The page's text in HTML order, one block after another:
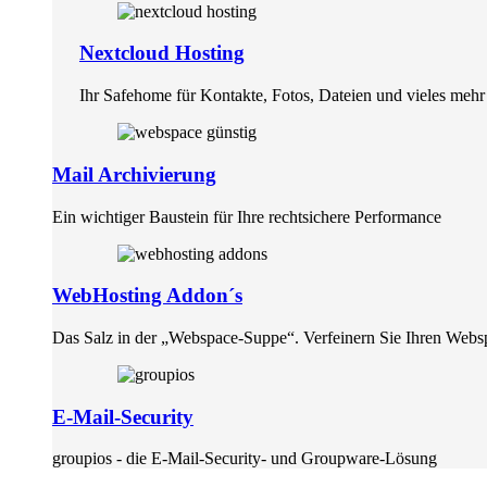
Nextcloud Hosting
Ihr Safehome für Kontakte, Fotos, Dateien und vieles mehr
Mail Archivierung
Ein wichtiger Baustein für Ihre rechtsichere Performance
WebHosting Addon´s
Das Salz in der „Webspace-Suppe“. Verfeinern Sie Ihren
E-Mail-Security
groupios - die E-Mail-Security- und Groupware-Lösung